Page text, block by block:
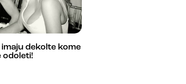
imaju dekolte kome
odoleti!